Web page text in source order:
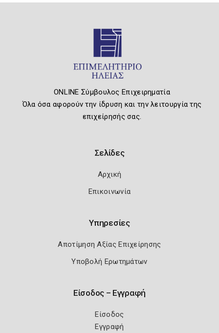
ONLINE Σύμβουλος Επιχειρηματία
Όλα όσα αφορούν την ίδρυση και την λειτουργία της
επιχείρησής σας.
Σελίδες
Αρχική
Επικοινωνία
Υπηρεσίες
Αποτίμηση Αξίας Επιχείρησης
Υποβολή Ερωτημάτων
Είσοδος – Εγγραφή
Είσοδος
Εγγραφή